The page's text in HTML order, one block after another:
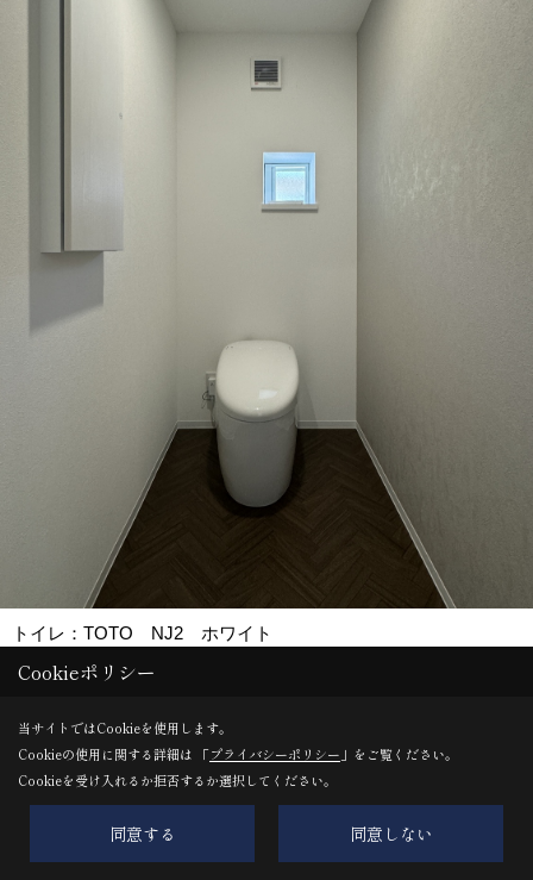
トイレ：TOTO NJ2 ホワイト
クロス：シンコール 天井・壁/SLP236 アクセント/SLP262
クッションフロア：シンコール E1049
横すべり出し窓：LIXIL サーモスⅡ W350×H350
Cookieポリシー
当サイトではCookieを使用します。
Cookieの使用に関する詳細は 「プライバシーポリシー 」をご覧ください。
Cookieを受け入れるか拒否するか選択してください。
同意する 同意しない